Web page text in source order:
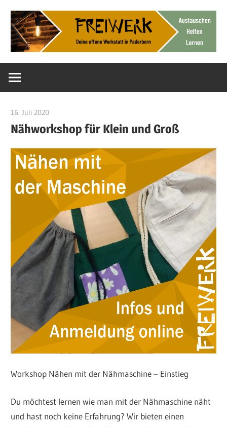
Inhalt
springen
FreiWerk
Paderborn
offene
16. Juli 2020
Nähworkshop für Klein und Groß
Workshop Nähen mit der Nähmaschine – Einstieg
Du möchtest lernen wie man mit der Nähmaschine näht
und hast noch keine Erfahrung? Wir bieten einen